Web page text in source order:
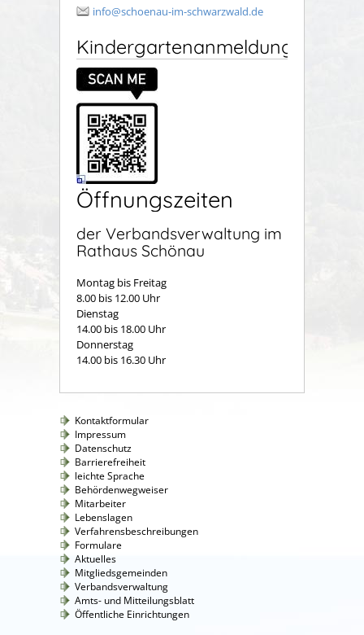
info@schoenau-im-schwarzwald.de
Kindergartenanmeldung
Öffnungszeiten
der Verbandsverwaltung im
Rathaus Schönau
Montag bis Freitag
8.00 bis 12.00 Uhr
Dienstag
14.00 bis 18.00 Uhr
Donnerstag
14.00 bis 16.30 Uhr
Kontaktformular
Impressum
Datenschutz
Barrierefreiheit
leichte Sprache
Behördenwegweiser
Mitarbeiter
Lebenslagen
Verfahrensbeschreibungen
Formulare
Aktuelles
Mitgliedsgemeinden
Verbandsverwaltung
Amts- und Mitteilungsblatt
Öffentliche Einrichtungen